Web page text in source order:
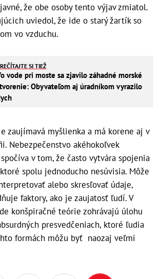
že obe osoby tento výjav zmiatol.
uviedol, že ide o starý žartík so
vo vzduchu.
SI TIEŽ
vode pri moste sa zjavilo záhadné morské
Obyvateľom aj úradníkom vyrazilo
zaujímavá myšlienka a má korene aj v
Nebezpečenstvo akéhokoľvek
v tom, že často vytvára spojenia
spolu jednoducho nesúvisia. Môže
alebo skresľovať údaje,
faktory, ako je zaujatosť ľudí. V
konšpiračné teórie zohrávajú úlohu
presvedčeniach, ktoré ľudia
formách môžu byť naozaj veľmi